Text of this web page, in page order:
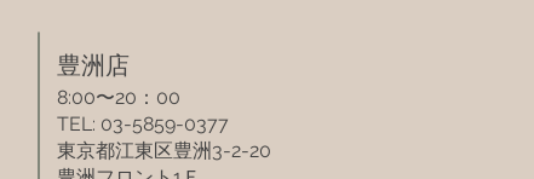
​豊洲店​
8:00〜20：00
TEL: 03-5859-0377
東京都江東区豊洲3-2-20